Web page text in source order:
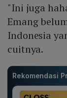
"Ini juga
Emang
Indonesia
cuitnya.
Rekomendasi